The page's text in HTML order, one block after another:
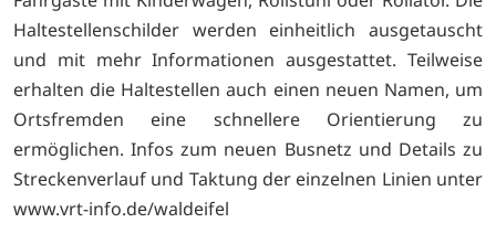
Haltestellenschilder werden einheitlich ausgetauscht
und mit mehr Informationen ausgestattet. Teilweise
erhalten die Haltestellen auch einen neuen Namen, um
Ortsfremden eine schnellere Orientierung zu
ermöglichen. Infos zum neuen Busnetz und Details zu
Streckenverlauf und Taktung der einzelnen Linien unter
www.vrt-info.de/waldeifel